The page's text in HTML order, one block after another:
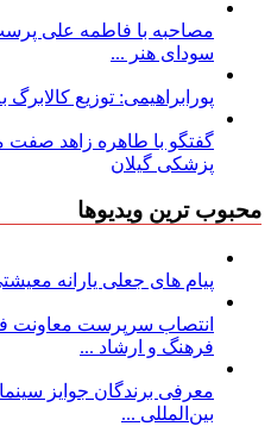
مصاحبه با فاطمه علی
سودای هنر ...
پورابراهیمی: توزیع
گفتگو با طاهره زاهد صفت
پزشکی گیلان
محبوب ترین ویدیوها
پیام های جعلی یارانه
انتصاب سرپرست معاونت
فرهنگ و ارشاد ...
معرفی برندگان جوایز
بین‌المللی ...